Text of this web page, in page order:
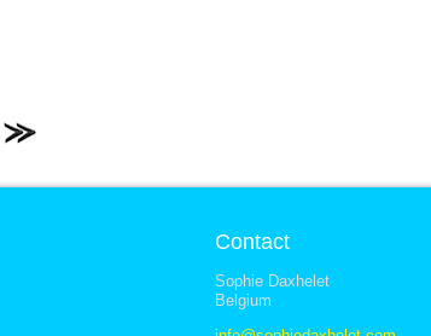
Contact
Sophie Daxhelet
Belgium